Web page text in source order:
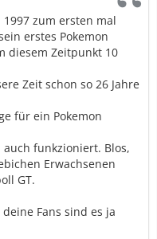
1997 zum ersten mal
erstes Pokemon
diesem Zeitpunkt 10
Zeit schon so 26 Jahre
für ein Pokemon
funkzioniert. Blos,
Erwachsenen
GT.
Fans sind es ja